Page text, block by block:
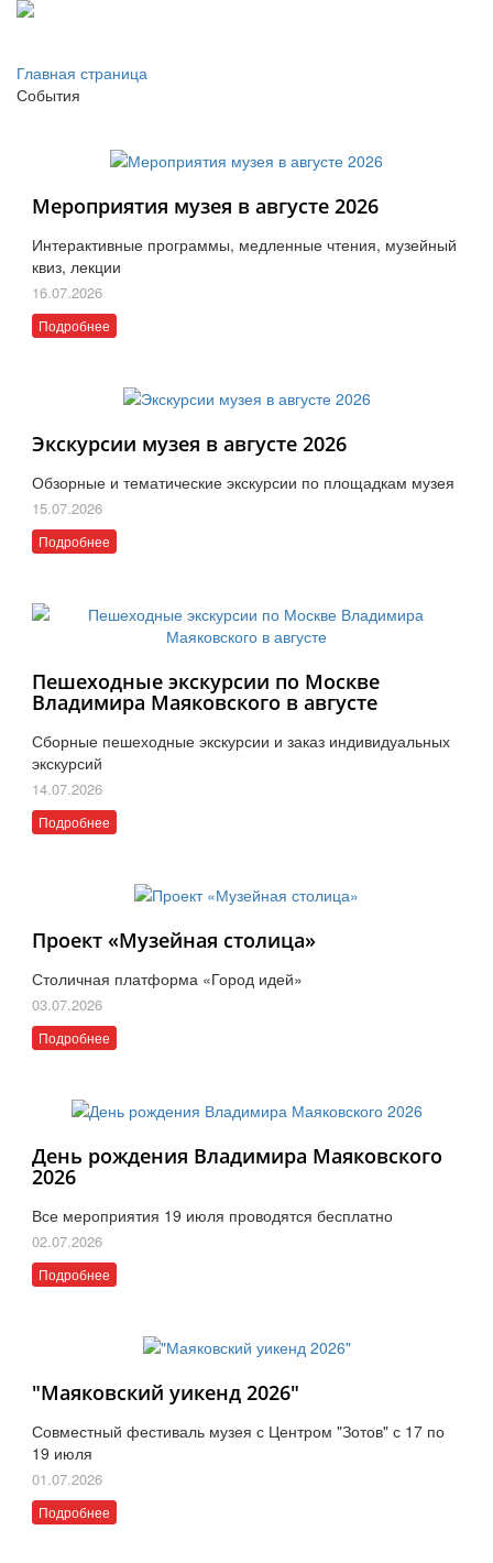
Главная страница
События
Мероприятия музея в августе 2026
Интерактивные программы, медленные чтения, музейный
квиз, лекции
16.07.2026
Подробнее
Экскурсии музея в августе 2026
Обзорные и тематические экскурсии по площадкам музея
15.07.2026
Подробнее
Пешеходные экскурсии по Москве
Владимира Маяковского в августе
Сборные пешеходные экскурсии и заказ индивидуальных
экскурсий
14.07.2026
Подробнее
Проект «Музейная столица»
Столичная платформа «Город идей»
03.07.2026
Подробнее
День рождения Владимира Маяковского
2026
Все мероприятия 19 июля проводятся бесплатно
02.07.2026
Подробнее
"Маяковский уикенд 2026"
Совместный фестиваль музея с Центром "Зотов" с 17 по
19 июля
01.07.2026
Подробнее